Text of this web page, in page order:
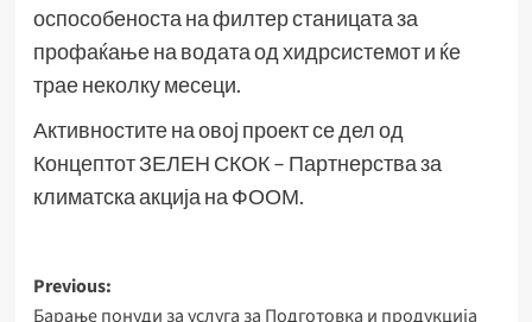
оспособеноста на филтер станицата за
профаќање на водата од хидрсистемот и ќе
трае неколку месеци.
Активностите на овој проект се дел од
Концептот ЗЕЛЕН СКОК – Партнерства за
климатска акција на ФООМ.
Post
Previous:
Барање понуди за услуга за Подготовка и продукција